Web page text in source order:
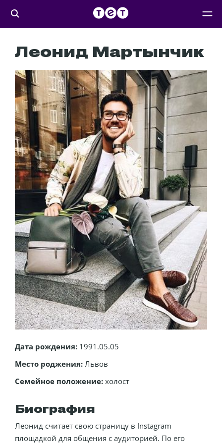
Леонид Мартынчик
Дата рождения: 1991.05.05
Место роджения: Львов
Семейное положение: холост
Биография
Леонид считает свою страницу в Instagram
площадкой для общения с аудиторией. По его